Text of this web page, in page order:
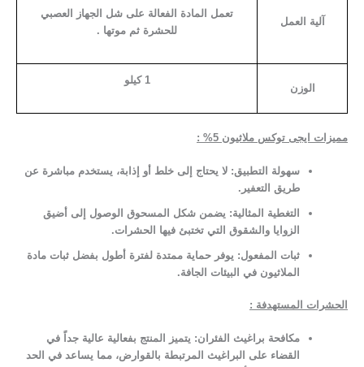
آلية العمل
تعمل المادة الفعالة على شل الجهاز العصبي
للحشرة ثم موتها .
الوزن
1 كيلو
مميزات ايجى توكس ملاثيون 5% :
سهولة التطبيق: لا يحتاج إلى خلط أو إذابة، يستخدم مباشرة عن
طريق التعفير.
التغطية المثالية: يضمن شكل المسحوق الوصول إلى أضيق
الزوايا والشقوق التي تختبئ فيها الحشرات.
ثبات المفعول: يوفر حماية ممتدة لفترة أطول بفضل ثبات مادة
الملاثيون في البيئات الجافة.
الحشرات المستهدفة :
مكافحة براغيث الفئران: يتميز المنتج بفعالية عالية جداً في
القضاء على البراغيث المرتبطة بالقوارض، مما يساعد في الحد